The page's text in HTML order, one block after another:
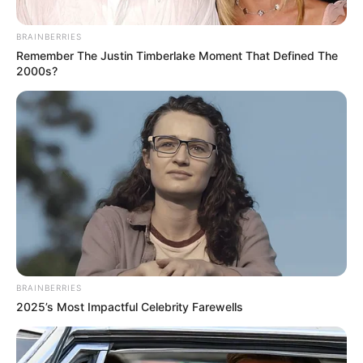
de octubre del año en curso.
Presidencia de la República/Alcaldía de Medellín
Presidente Gustavo Petro/Alcalde Federico Gutiérrez
Por:Martín Manuel Díaz Rubio
Octubre 9, 2025
BRAINBERRIES
Remember The Justin Timberlake Moment That Defined The
2000s?
BRAINBERRIES
2025’s Most Impactful Celebrity Farewells